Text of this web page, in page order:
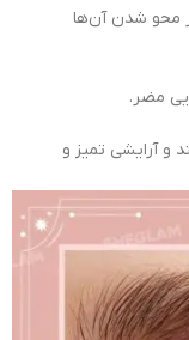
محو شدن آن‌ها
مضر.
و آرایشی تمیز و